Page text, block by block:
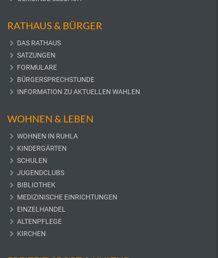
RATHAUS & BÜRGER
DAS RATHAUS
SATZUNGEN
FORMULARE
BÜRGERSPRECHSTUNDE
INFORMATION ZU AKTUELLEN WAHLEN
WOHNEN & LEBEN
WOHNEN IN RUHLA
KINDERGÄRTEN
SCHULEN
JUGENDCLUBS
BIBLIOTHEK
MEDIZINISCHE EINRICHTUNGEN
EINZELHANDEL
ALTENPFLEGE
KIRCHEN